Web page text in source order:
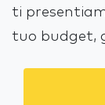
ti
tuo budget,